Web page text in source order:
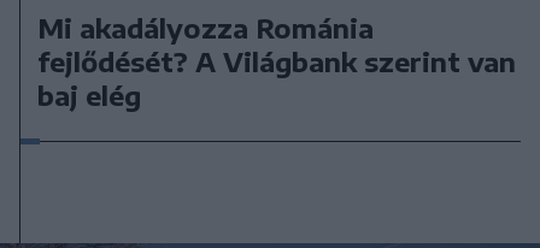
Mi akadályozza Románia
fejlődését? A Világbank szerint van
baj elég